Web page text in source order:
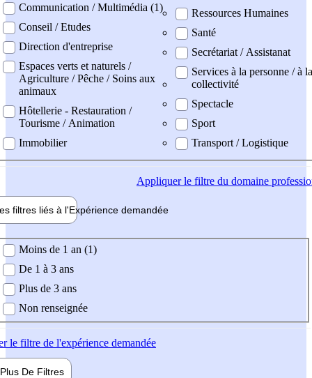
Communication / Multimédia (1)
Conseil / Etudes
Direction d'entreprise
Espaces verts et naturels /
Agriculture / Pêche / Soins aux
animaux
Hôtellerie - Restauration /
Tourisme / Animation
Immobilier
Ressources Humaines
Santé
Secrétariat / Assistanat
Services à la personne / à la
collectivité
Spectacle
Sport
Transport / Logistique
Appliquerle filtre du domaine
filtres liés à l'Expérience demandée
demandée
Moins de 1 an (1)
De 1 à 3 ans
Plus de 3 ans
Non renseignée
le filtre de l'expérience demandée
Plus De Filtres